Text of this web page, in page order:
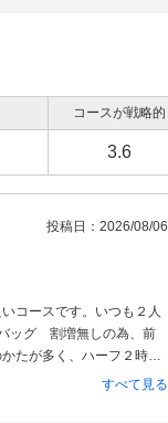
コースが戦略的
3.6
投稿日：2026/08/06
コースです。いつも２人
ッグ 割増無しの為、前
たが多く、ハーフ２時間
た。ぜひ近いうちにま
すべて見る